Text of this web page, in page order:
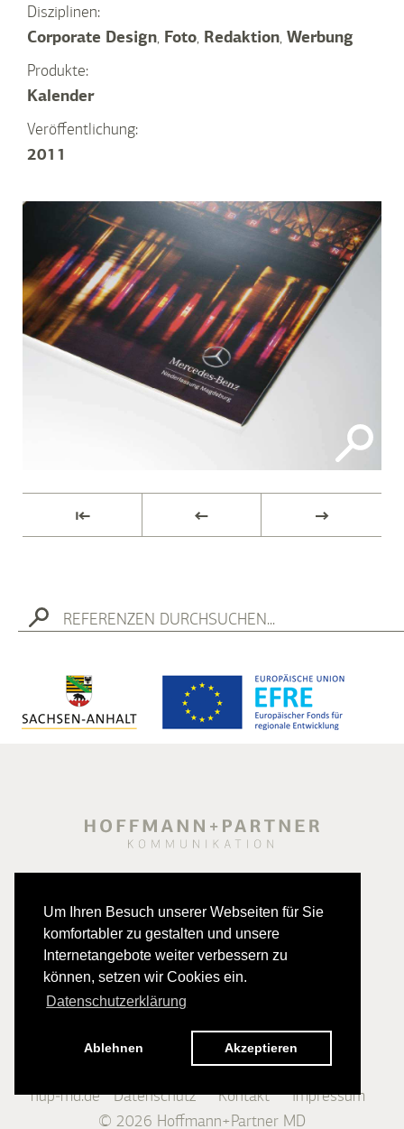
Um Ihren Besuch unserer Webseiten für Sie
komfortabler zu gestalten und unsere
Internetangebote weiter verbessern zu
können, setzen wir Cookies ein.
Datenschutzerklärung
Ablehnen Akzeptieren
Disziplinen:
Corporate Design
Foto Redaktion Werbung
Produkte:
Kalender
Veröffentlichung:
2011
⇤ ← →
hup-md.de Datenschutz Kontakt
Impressum
© 2026 Hoffmann+Partner MD